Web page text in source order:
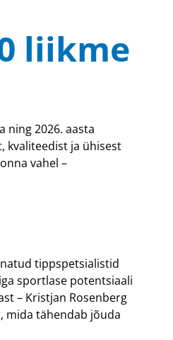
liikme
ning 2026. aasta
kvaliteedist ja ühisest
vahel –
tippspetsialistid
sportlase potentsiaali
– Kristjan Rosenberg
mida tähendab jõuda